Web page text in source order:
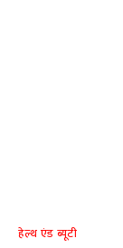
हेल्थ एंड ब्यूटी